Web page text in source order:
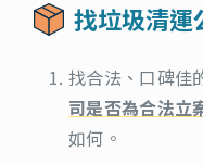
找垃圾清運
找合法、口碑佳
司是否為合法立
如何。